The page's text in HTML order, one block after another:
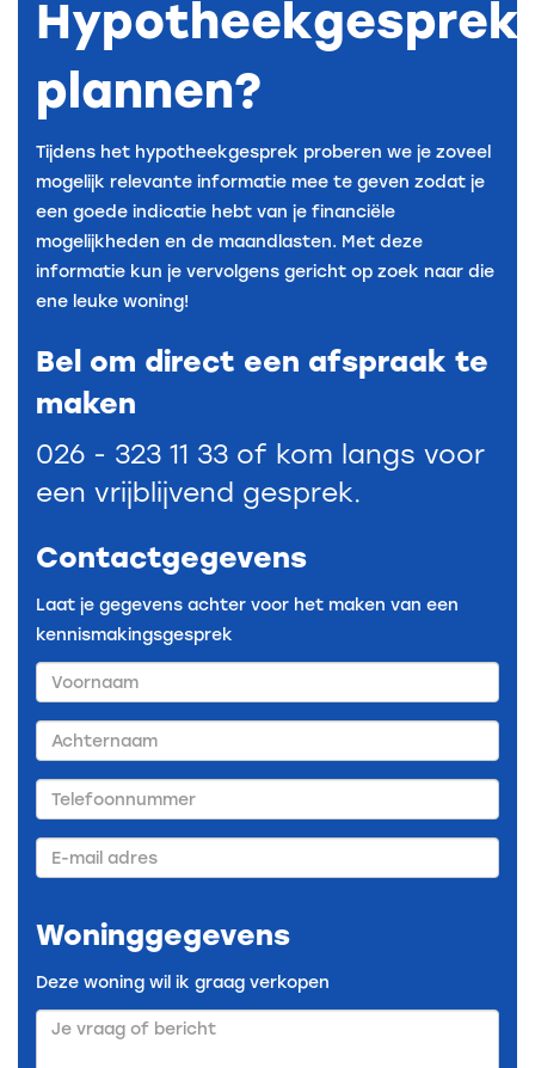
Hypotheekgesprek
plannen?
Tijdens het hypotheekgesprek proberen we je zoveel
mogelijk relevante informatie mee te geven zodat je
een goede indicatie hebt van je financiële
mogelijkheden en de maandlasten. Met deze
informatie kun je vervolgens gericht op zoek naar die
ene leuke woning!
Bel om direct een afspraak te
maken
026 - 323 11 33 of kom langs voor
een vrijblijvend gesprek.
Contactgegevens
Laat je gegevens achter voor het maken van een
kennismakingsgesprek
Voornaam
Achternaam
Telefoonnummer
mail
Woninggegevens
Deze woning wil ik graag verkopen